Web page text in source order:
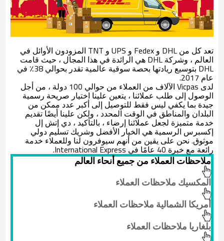
تعد كل من DHL و Fedex و UPS و TNT المزودون الأوائل في
العالم ، وشركة DHL هي الرائدة في هذا المجال ، حيث قامت
DHL بتوسيع ريادتها بحصة سوقية عالمية تقدر بحوالي 38٪ في
عام 2017.
لدى Vicpas الآلاف من العملاء من حوالي 100 دولة ، من أجل
الوصول إلى طلب عملائنا ، يتعين علينا اختيار صريحة رسمية
جيدة بما يكفي ليس فقط للتوصيل إلى أكبر عدد ممكن من
البلدان والمناطق في الوقت المحدد ، ولكن علينا أيضًا تقديم
خدمة متميزة لجعل عملائنا إرضاء ، بالتأكيد ، دي إتش إل
إكسبرس الرسمية هي الخيار الأفضل وشريك تسليم دولي
موثوق. نحن على يقين من أنهم سيوفرون لنا وللعملاء خدمة
رائعة مع خبرة 40 عامًا في International Express.
ملاحظات العملاء من جميع أنحاء العالم
المكسيك ملاحظات العملاء
أمريكا الشمالية ملاحظات العملاء
بلغاريا ملاحظات العملاء